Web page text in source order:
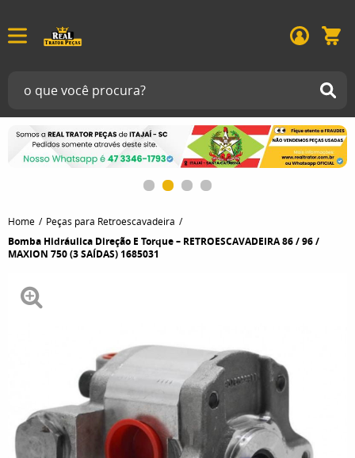
Home Peças para Retroescavadeira
Bomba Hidráulica Direção E Torque – RETROESCAVADEIRA 86 / 96 /
MAXION 750 (3 SAÍDAS) 1685031